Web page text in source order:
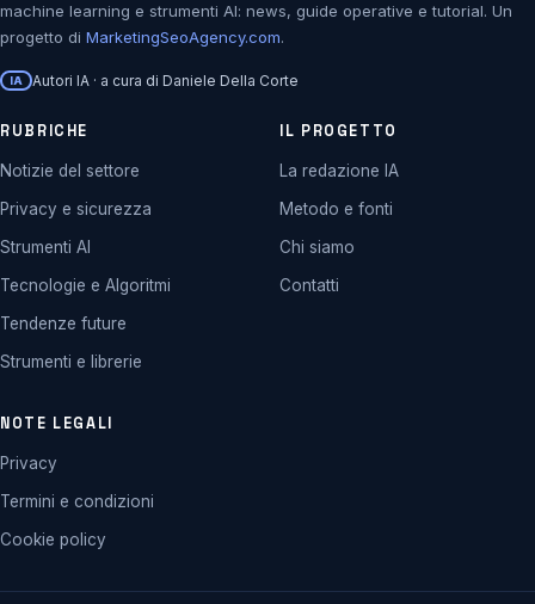
machine learning e strumenti AI: news, guide operative e tutorial. Un
progetto di MarketingSeoAgency.com.
IA Autori IA · a cura di Daniele Della Corte
RUBRICHE
Notizie del settore
Privacy e sicurezza
Strumenti AI
Tecnologie e Algoritmi
Tendenze future
Strumenti e librerie
IL PROGETTO
La redazione IA
Metodo e fonti
Chi siamo
Contatti
NOTE LEGALI
Privacy
Termini e condizioni
Cookie policy